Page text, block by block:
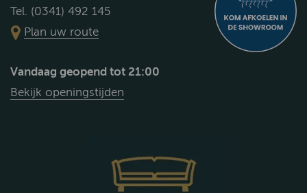
Tel. (0341) 492 145
Plan uw route
Vandaag geopend tot 21:00
Bekijk openingstijden